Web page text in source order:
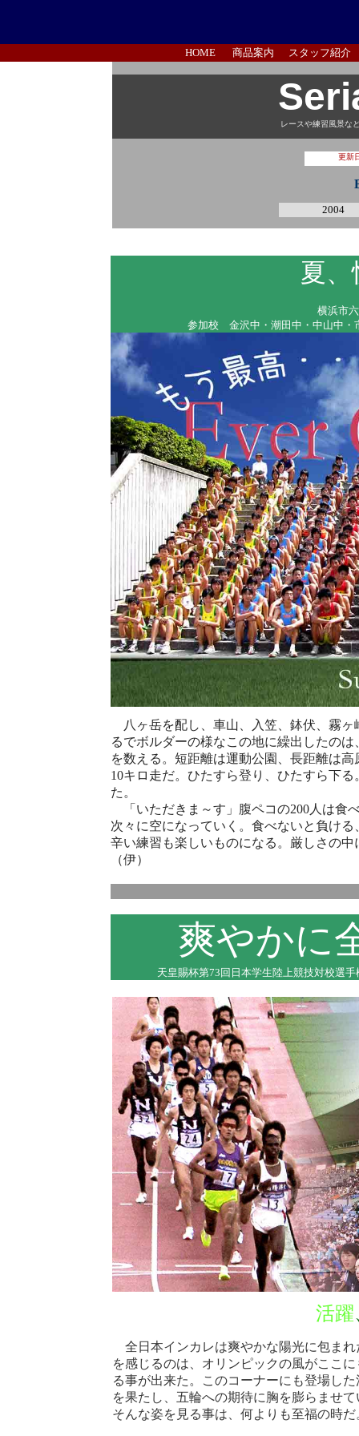
HOME 商品案内 スタッフ紹介
レースや練習風景な
更新
2004
夏、
横浜市
参加校 金沢中・潮田中・中山中
八ヶ岳を配し、車山、入笠、鉢伏、霧
るでボルダーの様なこの地に繰出したの
を数える。短距離は運動公園、長距離は
10キロ走だ。ひたすら登り、ひたすら下
た。
「いただきま～す」腹ペコの200人は食
次々に空になっていく。食べないと負け
辛い練習も楽しいものになる。厳しさの中
（伊）
爽やかに
天皇賜杯第73回日本学生陸上競技対校選
活躍
全日本インカレは爽やかな陽光に包ま
を感じるのは、オリンピックの風がここ
る事が出来た。このコーナーにも登場し
を果たし、五輪への期待に胸を膨らませ
そんな姿を見る事は、何よりも至福の時だ